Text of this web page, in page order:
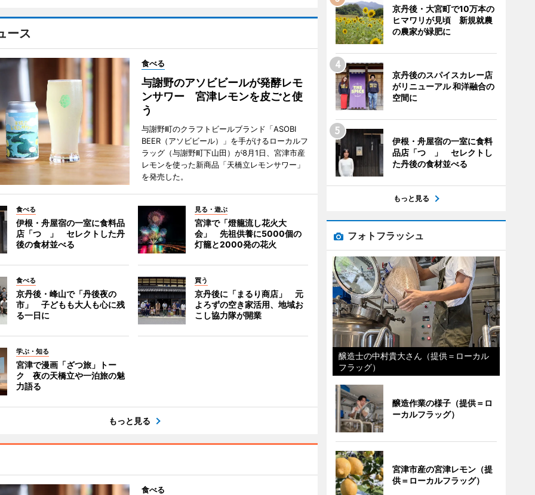
ース
食べる
与謝野のアソビビールが発酵レモ
ンサワー 宮津レモンを皮ごと使
う
与謝野町のクラフトビールブランド「ASOBI
BEER（アソビビール）」を手がけるローカルフ
ラッグ（与謝野町下山田）が8月1日、宮津市産
レモンを使った新商品「天橋立レモンサワー」
を発売した。
食べる
伊根・舟屋宿の一室に食料品
店「つゝ」 セレクトした丹
後の食材並べる
見る・遊ぶ
宮津で「燈籠流し花火大
会」 先祖供養に5000個の
灯籠と2000発の花火
食べる
京丹後・峰山で「丹後夜の
市」 子どもも大人も心に残
る一日に
買う
京丹後に「まるり商店」 元
よろずの空き家活用、地域お
こし協力隊が開業
学ぶ・知る
宮津で漫画「ざつ旅」トー
ク 夜の天橋立や一泊旅の魅
力語る
もっと見る
食べる
京丹後・大宮町で10万本の
ヒマワリが見頃 新規就農
の農家が緑肥に
京丹後のスパイスカレー店
がリニューアル 和洋融合の
空間に
伊根・舟屋宿の一室に食料
品店「つゝ」 セレクトし
た丹後の食材並べる
もっと見る
フォトフラッシュ
醸造士の中村貴大さん（提供＝ローカル
フラッグ）
醸造作業の様子（提供＝ロ
ーカルフラッグ）
宮津市産の宮津レモン（提
供＝ローカルフラッグ）